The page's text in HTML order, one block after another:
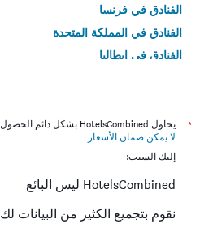
الفنادق في فرنسا
الفنادق في المملكة المتحدة
الفنادق في إيطاليا
*
يحاول HotelsCombined بشكل دائم الحصول على الأسعار الدقيقة، ولكن
لا يمكن ضمان الأسعار .
إليك السبب:
HotelsCombined ليس البائع
نقوم بتجميع الكثير من البيانات لك